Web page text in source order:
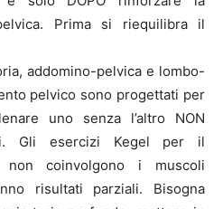
Prima si riequilibra il
addomino-pelvica e lombo-
pelvico sono progettati per
uno senza l’altro NON
Gli esercizi Kegel per il
non coinvolgono i muscoli
risultati parziali. Bisogna